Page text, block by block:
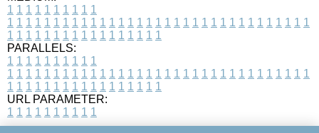
1 1 1 1 1 1 1 1 1 1
1 1 1 1 1 1 1 1 1 1 1 1 1 1 1 1 1 1 1 1 1 1 1 1 1 1 1 1 1 1 1 1 1
1 1 1 1 1 1 1 1 1 1 1 1 1 1 1 1 1
PARALLELS:
1 1 1 1 1 1 1 1 1 1
1 1 1 1 1 1 1 1 1 1 1 1 1 1 1 1 1 1 1 1 1 1 1 1 1 1 1 1 1 1 1 1 1
1 1 1 1 1 1 1 1 1 1 1 1 1 1 1 1 1
URL PARAMETER:
1 1 1 1 1 1 1 1 1 1